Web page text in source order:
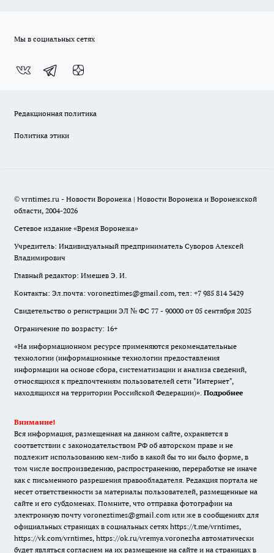
Мы в социальных сетях
Редакционная политика
Политика этики
© vrntimes.ru - Новости Воронежа | Новости Воронежа и Воронежской
области, 2004-2026
Сетевое издание «Время Воронежа»
Учредитель: Индивидуальный предприниматель Суворов Алексей
Владимирович
Главный редактор: Имешев Э. И.
Контакты: Эл.почта: voroneztimes@gmail.com, тел: +7 985 814 3429
Свидетельство о регистрации ЭЛ № ФС 77 - 90000 от 05 сентября 2025
Ограничение по возрасту: 16+
«На информационном ресурсе применяются рекомендательные
технологии (информационные технологии предоставления
информации на основе сбора, систематизации и анализа сведений,
относящихся к предпочтениям пользователей сети "Интернет",
находящихся на территории Российской Федерации)». Подробнее
Внимание!
Вся информация, размещенная на данном сайте, охраняется в
соответствии с законодательством РФ об авторском праве и не
подлежит использованию кем-либо в какой бы то ни было форме, в
том числе воспроизведению, распространению, переработке не иначе
как с письменного разрешения правообладателя. Редакция портала не
несет ответственности за материалы пользователей, размещенные на
сайте и его субдоменах. Помните, что отправка фотографии на
электронную почту voroneztimes@gmail.com или же в сообщениях для
официальных страницах в социальных сетях https://t.me/vrntimes,
https://vk.com/vrntimes, https://ok.ru/vremya.voronezha автоматически
будет являться согласием на их размещение на сайте и на страницах в